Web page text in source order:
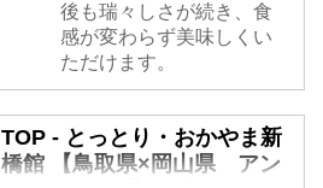
後も瑞々しさが続き、食
感が変わらず美味しくい
ただけます。
TOP - とっとり・おかやま新
橋館 【鳥取県×岡山県 アン